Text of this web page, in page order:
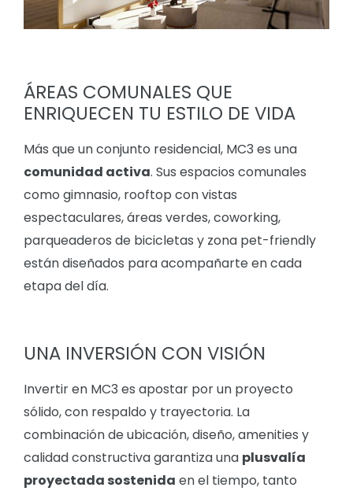
ÁREAS COMUNALES QUE
ENRIQUECEN TU ESTILO DE VIDA
Más que un conjunto residencial, MC3 es una
comunidad activa. Sus espacios comunales
como gimnasio, rooftop con vistas
espectaculares, áreas verdes, coworking,
parqueaderos de bicicletas y zona pet-friendly
están diseñados para acompañarte en cada
etapa del día.
UNA INVERSIÓN CON VISIÓN
Invertir en MC3 es apostar por un proyecto
sólido, con respaldo y trayectoria. La
combinación de ubicación, diseño, amenities y
calidad constructiva garantiza una plusvalía
proyectada sostenida en el tiempo, tanto